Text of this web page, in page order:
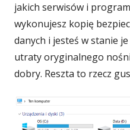
jakich serwisów i
wykonujesz kopię
danych i jesteś w stanie
utraty oryginalnego
dobry. Reszta to rzecz